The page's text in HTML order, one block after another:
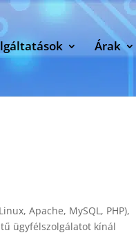
Árak
Apache, MySQL, PHP),
ügyfélszolgálatot kínál